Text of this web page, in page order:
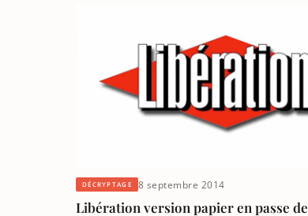
DÉCRYPTAGE 8 septembre 2014
Libération version papier en passe de